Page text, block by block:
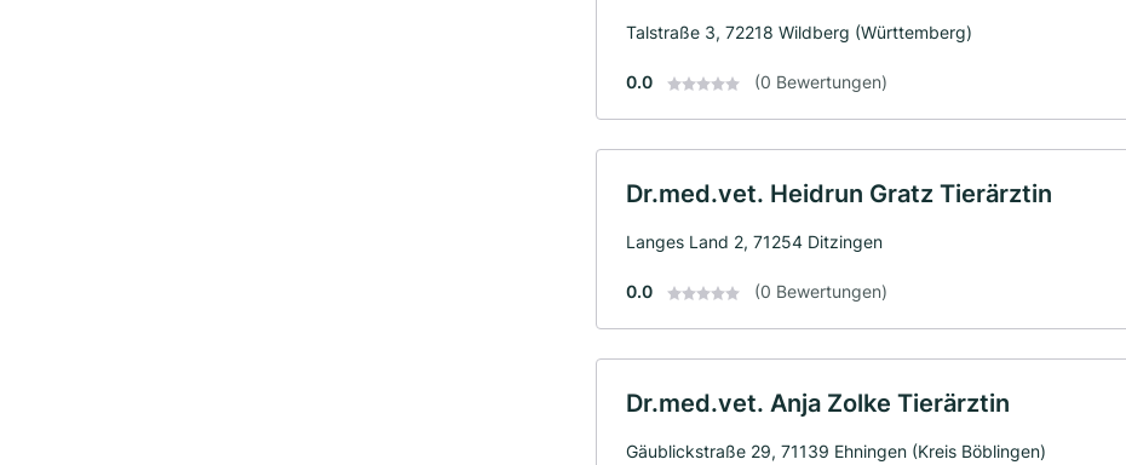
Talstraße 3, 72218 Wildberg (Württemberg)
0.0 (0 Bewertungen)
Dr.med.vet. Heidrun Gratz Tierärztin
Langes Land 2, 71254 Ditzingen
0.0 (0 Bewertungen)
Dr.med.vet. Anja Zolke Tierärztin
Gäublickstraße 29, 71139 Ehningen (Kreis Böblingen)